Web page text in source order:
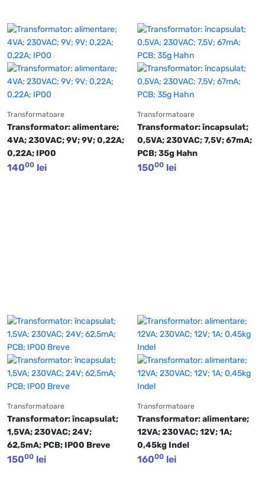
Transformatoare
Transformator: alimentare;
4VA; 230VAC; 9V; 9V; 0,22A;
0,22A; IP00
14000 lei
Transformatoare
Transformator: încapsulat;
0,5VA; 230VAC; 7,5V; 67mA;
PCB; 35g Hahn
15000 lei
Transformatoare
Transformator: încapsulat;
1,5VA; 230VAC; 24V;
62,5mA; PCB; IP00 Breve
15000 lei
Transformatoare
Transformator: alimentare;
12VA; 230VAC; 12V; 1A;
0,45kg Indel
16000 lei